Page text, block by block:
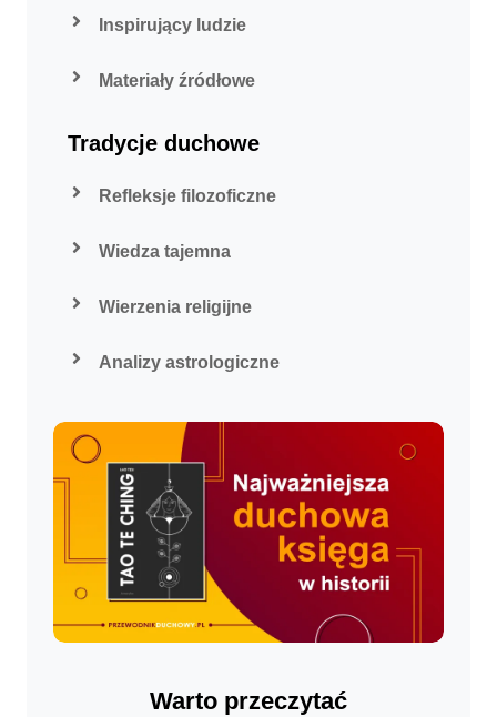
Inspirujący ludzie
Materiały źródłowe
Tradycje duchowe
Refleksje filozoficzne
Wiedza tajemna
Wierzenia religijne
Analizy astrologiczne
Warto przeczytać